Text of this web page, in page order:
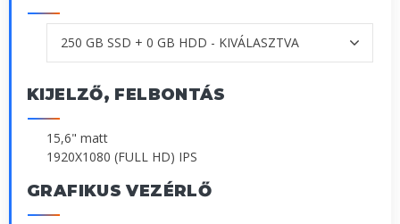
KIJELZŐ, FELBONTÁS
15,6" matt
1920X1080 (FULL HD) IPS
GRAFIKUS VEZÉRLŐ